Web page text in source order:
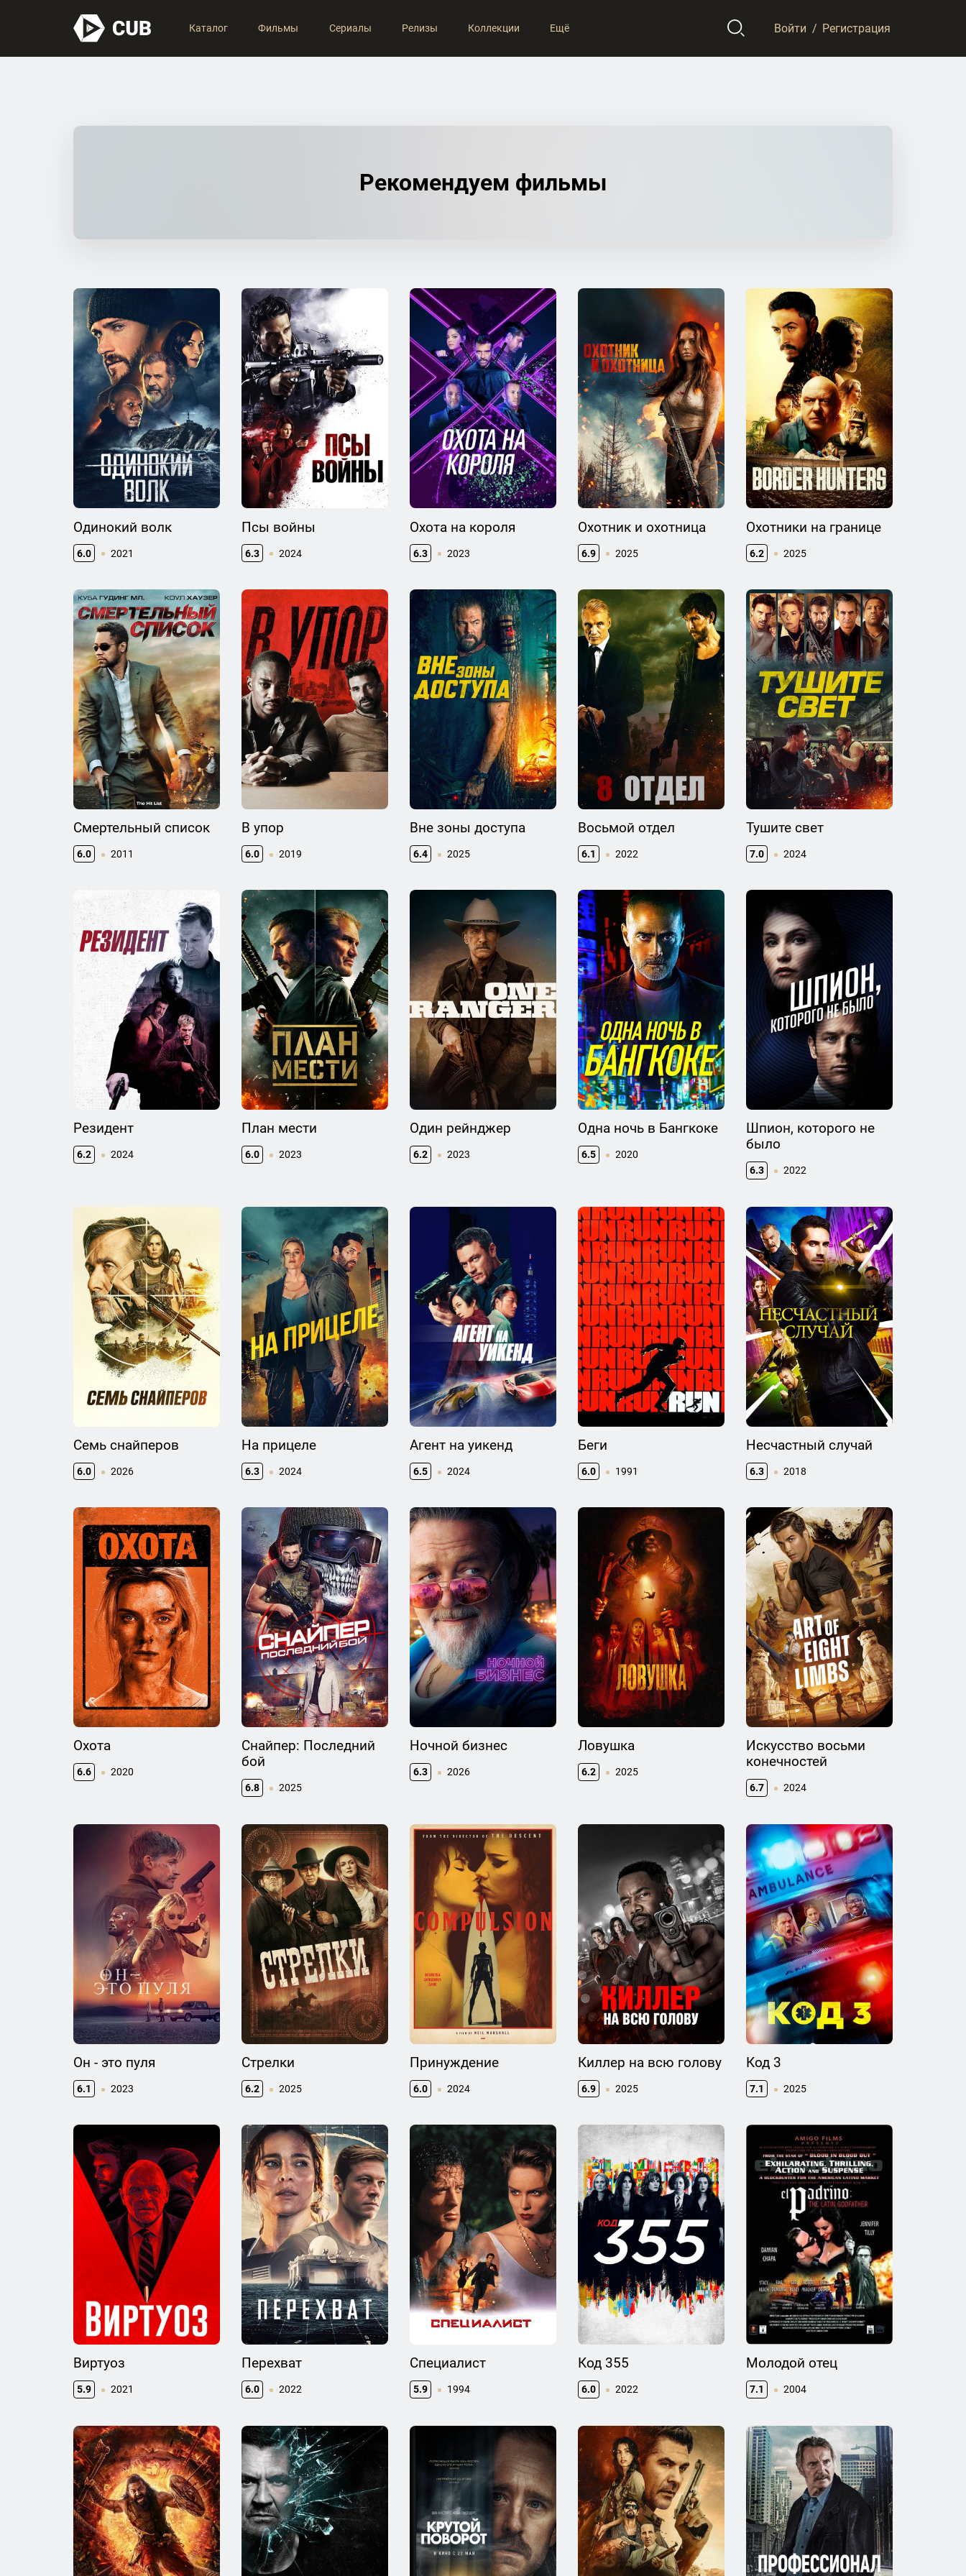
Каталог Фильмы Сериалы Релизы Коллекции Ещё Войти / Регистрация
Рекомендуем фильмы
Одинокий волк
6.0 2021
Псы войны
6.3 2024
Охота на короля
6.3 2023
Охотник и охотница
6.9 2025
Oxoтники нa гpaницe
6.2 2025
Смертельный список
6.0 2011
В упор
6.0 2019
Вне зоны доступа
6.4 2025
Восьмой отдел
6.1 2022
Тушите свет
7.0 2024
Резидент
6.2 2024
План мести
6.0 2023
Один рейнджер
6.2 2023
Одна ночь в Бангкоке
6.5 2020
Шпион, которого не
было
6.3 2022
Семь снайперов
6.0 2026
На прицеле
6.3 2024
Агент на уикенд
6.5 2024
Беги
6.0 1991
Несчастный случай
6.3 2018
Охота
6.6 2020
Снайпер: Последний
бой
6.8 2025
Ночной бизнес
6.3 2026
Ловушка
6.2 2025
Искусство восьми
конечностей
6.7 2024
Он - это пуля
6.1 2023
Стрелки
6.2 2025
Принуждение
6.0 2024
Киллер на всю голову
6.9 2025
Код 3
7.1 2025
Виртуоз
5.9 2021
Перехват
6.0 2022
Специалист
5.9 1994
Код 355
6.0 2022
Молодой отец
7.1 2004